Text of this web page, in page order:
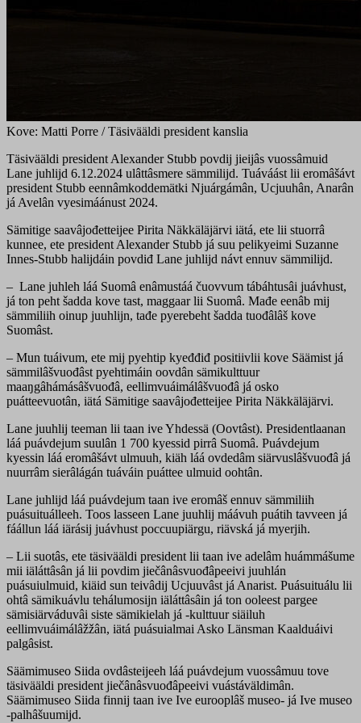
Kove: Matti Porre / Täsivääldi president kanslia
Täsivääldi president Alexander Stubb povdij jieijâs vuossâmuid
Lane juhlijd 6.12.2024 ulâttâsmere sämmilijd. Tuáváást lii eromâšávt
president Stubb eennâmkoddemätki Njuárgámân, Ucjuuhân, Anarân
já Avelân vyesimáánust 2024.
Sämitige saavâjođetteijee Pirita Näkkäläjärvi iätá, ete lii stuorrâ
kunnee, ete president Alexander Stubb já suu pelikyeimi Suzanne
Innes-Stubb halijdáin povdiđ Lane juhlijd návt ennuv sämmilijd.
– Lane juhleh láá Suomâ enâmustáá čuovvum tábáhtusâi juávhust,
já ton peht šadda kove tast, maggaar lii Suomâ. Mađe eenâb mij
sämmiliih oinup juuhlijn, tađe pyerebeht šadda tuođâlâš kove
Suomâst.
– Mun tuáivum, ete mij pyehtip kyeđđiđ positiivlii kove Säämist já
sämmilâšvuođâst pyehtimáin oovdân sämikulttuur
maaŋgâhámásâšvuođâ, eellimvuáimálâšvuođâ já osko
puátteevuotân, iätá Sämitige saavâjođetteijee Pirita Näkkäläjärvi.
Lane juuhlij teeman lii taan ive Yhdessä (Oovtâst). Presidentlaanan
láá puávdejum suulân 1 700 kyessid pirrâ Suomâ. Puávdejum
kyessin láá eromâšávt ulmuuh, kiäh láá ovdedâm siärvuslâšvuođâ já
nuurrâm sierâlágán tuáváin puáttee ulmuid oohtân.
Lane juhlijd láá puávdejum taan ive eromâš ennuv sämmiliih
puásuituálleeh. Toos lasseen Lane juuhlij máávuh puátih tavveen já
fáállun láá iärásij juávhust poccuupiärgu, riävská já myerjih.
– Lii suotâs, ete täsivääldi president lii taan ive adelâm huámmášume
mii iäláttâsân já lii povdim jiečânâsvuođâpeeivi juuhlán
puásuiulmuid, kiäid sun teivâdij Ucjuuvâst já Anarist. Puásuituálu lii
ohtâ sämikuávlu tehálumosijn iäláttâsâin já ton ooleest pargee
sämisiärváduvâi siste sämikielah já -kulttuur siäiluh
eellimvuáimálâžžân, iätá puásuialmai Asko Länsman Kaalduáivi
palgâsist.
Säämimuseo Siida ovdâsteijeeh láá puávdejum vuossâmuu tove
täsivääldi president jiečânâsvuođâpeeivi vuástáväldimân.
Säämimuseo Siida finnij taan ive Ive eurooplâš museo- já Ive museo
-palhâšuumijd.